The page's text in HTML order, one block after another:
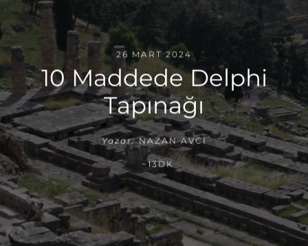
26 MART 2024
10 Maddede Delphi
Tapınağı
Yazar: NAZAN AVCI
~13DK